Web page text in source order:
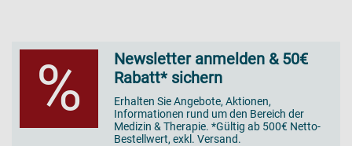
%
Newsletter anmelden & 50€
Rabatt* sichern
Erhalten Sie Angebote, Aktionen,
Informationen rund um den Bereich der
Medizin & Therapie. *Gültig ab 500€ Netto-
Bestellwert, exkl. Versand.